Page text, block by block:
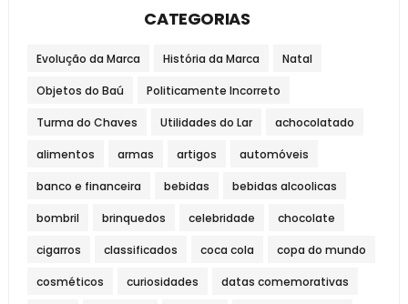
CATEGORIAS
Evolução da Marca História da Marca Natal
Objetos do Baú Politicamente Incorreto
Turma do Chaves Utilidades do Lar achocolatado
alimentos armas artigos automóveis
banco e financeira bebidas bebidas alcoolicas
bombril brinquedos celebridade chocolate
cigarros classificados coca cola copa do mundo
cosméticos curiosidades datas comemorativas